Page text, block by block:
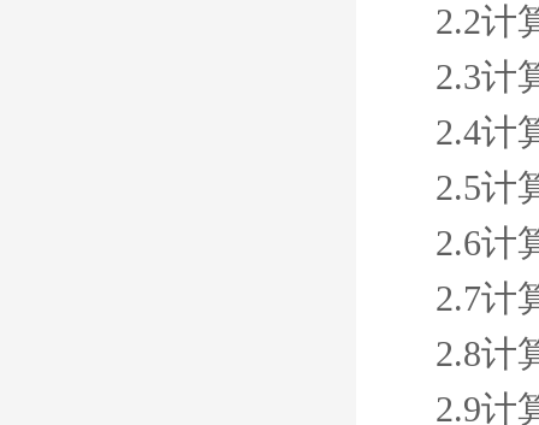
2.2计
2.3计
2.4计
2.5计
2.6计
2.7计
2.8计
2.9计